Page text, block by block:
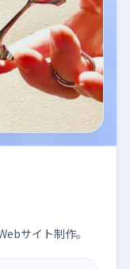
サイト制作。